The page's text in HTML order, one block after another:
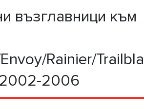
възглавници към
Rainier/
2006